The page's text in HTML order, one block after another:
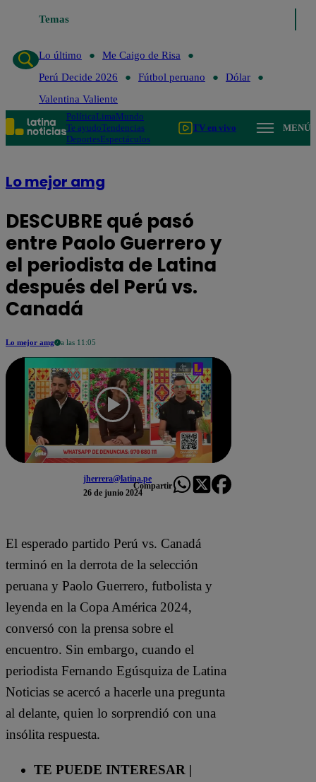
Temas
Lo último
Me Caigo de Risa
Perú Decide 2026
Fútbol peruano
Dólar
Valentina Valiente
PolíticaLimaMundo
Te ayudoTendencias
DeportesEspectáculos
TV en vivo MENÚ
Lo mejor amg
DESCUBRE qué pasó
entre Paolo Guerrero y
el periodista de Latina
después del Perú vs.
Canadá
Lo mejor amg a las 11:05
jherrera@latina.pe
26 de junio 2024
Compartir
El esperado partido Perú vs. Canadá
terminó en la derrota de la selección
peruana y Paolo Guerrero, futbolista y
leyenda en la Copa América 2024,
conversó con la prensa sobre el
encuentro. Sin embargo, cuando el
periodista Fernando Egúsquiza de Latina
Noticias se acercó a hacerle una pregunta
al delante, quien lo sorprendió con una
insólita respuesta.
TE PUEDE INTERESAR |